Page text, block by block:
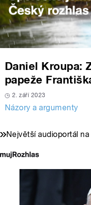
Daniel Kroupa:
papeže
2. září 2023
Názory a argumenty
Největší audioportál